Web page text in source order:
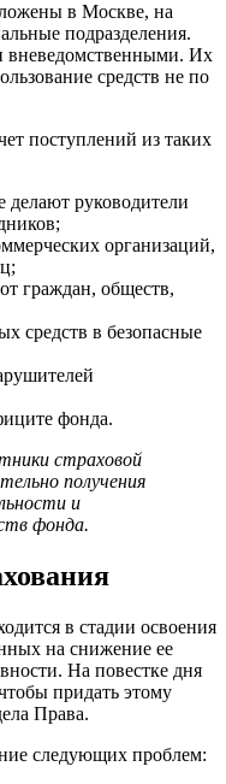
в Москве, на
подразделения.
вневедомственными. Их
средств не по
поступлений из таких
делают руководители
организаций,
граждан, обществ,
средств в безопасные
фонда.
страховой
получения
и
фонда.
в стадии освоения
на снижение ее
На повестке дня
придать этому
Права.
следующих проблем: